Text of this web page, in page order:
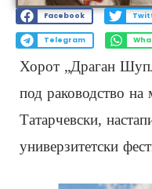
Facebook
Telegram
Хорот „Драган
под раководство
Татарчевски,
универзитетски